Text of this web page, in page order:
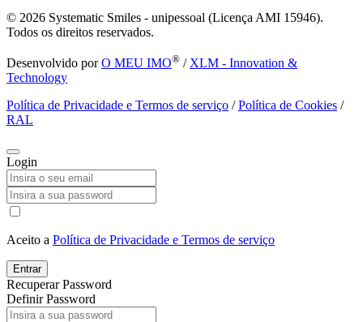
© 2026 Systematic Smiles - unipessoal (Licença AMI 15946).
Todos os direitos reservados.
Desenvolvido porO MEU IMO® / XLM - Innovation &
Technology
Política de Privacidade e Termos de serviço /Política de Cookies /
RAL
Login
Aceito a Política de Privacidade e Termos de serviço
Entrar
Recuperar Password
Definir Password